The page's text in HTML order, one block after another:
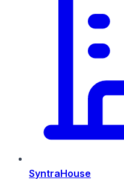
SyntraHouse